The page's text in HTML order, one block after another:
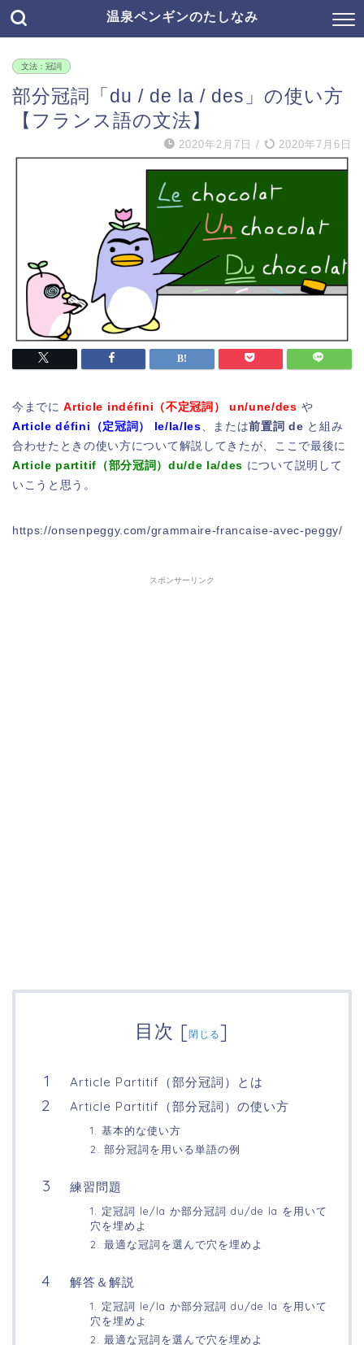
温泉ペンギンのたしなみ
文法：冠詞
部分冠詞「du / de la / des」の使い方
【フランス語の文法】
2020年2月7日 / 2020年7月6日
今までにArticle indéfini（不定冠詞） un/une/des や
Article défini（定冠詞） le/la/les、または前置詞 de と組み
合わせたときの使い方について解説してきたが、ここで最後に
Article partitif（部分冠詞）du/de la/des について説明して
いこうと思う。
https://onsenpeggy.com/grammaire-francaise-avec-peggy/
スポンサーリンク
目次 [閉じる]
Article Partitif（部分冠詞）とは
Article Partitif（部分冠詞）の使い方
1. 基本的な使い方
2. 部分冠詞を用いる単語の例
練習問題
1. 定冠詞 le/la か部分冠詞 du/de la を用いて
穴を埋めよ
2. 最適な冠詞を選んで穴を埋めよ
解答＆解説
1. 定冠詞 le/la か部分冠詞 du/de la を用いて
穴を埋めよ
2. 最適な冠詞を選んで穴を埋めよ